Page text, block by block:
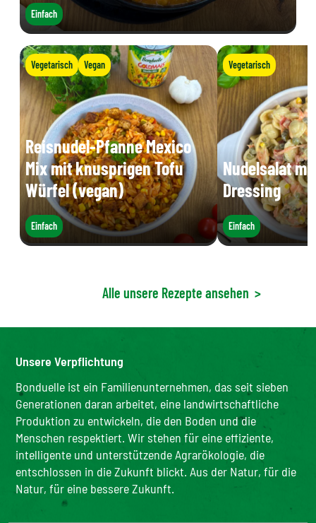
Einfach
Vegetarisch Vegan
Reisnudel-Pfanne Mexico
Mix mit knusprigen Tofu
Würfel (vegan)
Einfach
Vegetarisch
Nudelsalat
Dressing
Einfach
Alle unsere Rezepte ansehen >
Unsere Verpflichtung
Bonduelle ist ein Familienunternehmen, das seit sieben
Generationen daran arbeitet, eine landwirtschaftliche
Produktion zu entwickeln, die den Boden und die
Menschen respektiert. Wir stehen für eine effiziente,
intelligente und unterstützende Agrarökologie, die
entschlossen in die Zukunft blickt. Aus der Natur, für die
Natur, für eine bessere Zukunft.